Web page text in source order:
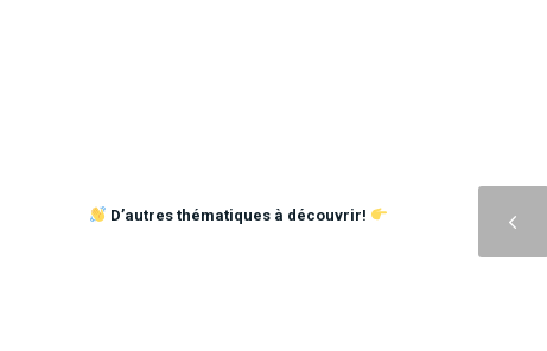
D’autres thématiques à découvrir!
Précédent